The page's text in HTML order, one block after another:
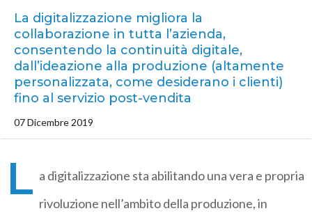
La digitalizzazione migliora la
collaborazione in tutta l’azienda,
consentendo la continuità digitale,
dall’ideazione alla produzione (altamente
personalizzata, come desiderano i clienti)
fino al servizio post-vendita
07 Dicembre 2019
L a digitalizzazione sta abilitando una vera e propria
rivoluzione nell’ambito della produzione, in